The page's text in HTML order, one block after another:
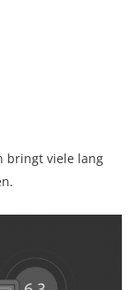
bringt viele lang